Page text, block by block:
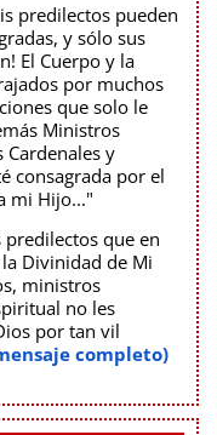
predilectos pueden
y sólo sus
El Cuerpo y la
por muchos
que solo le
Ministros
Cardenales y
consagrada por el
mi Hijo..."
que en
Divinidad de Mi
ministros
no les
por tan vil
completo)